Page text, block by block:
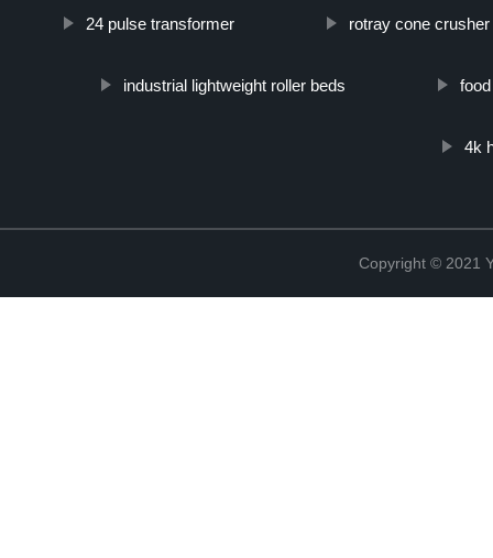
24 pulse transformer rotray cone crusher
industrial lightweight roller beds
4k
Copyright © 2021